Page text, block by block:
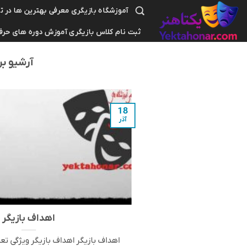
Skip
content
آموزشگاه بازیگری معرفی بهترین ها در
ثبت نام کلاس بازیگری آموزش دوره های
آرشیو
اهداف بازیگر
اهداف بازیگر اهداف بازیگر ویژگی
18
آذر